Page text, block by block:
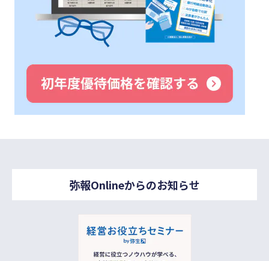
弥報Onlineからのお知らせ